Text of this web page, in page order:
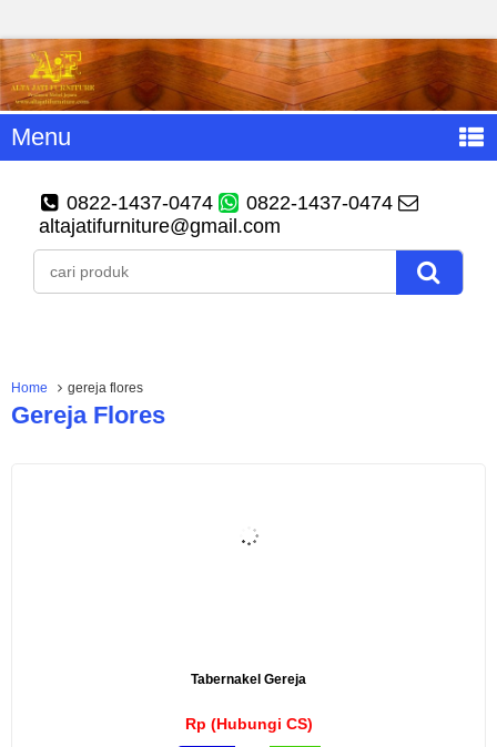
Menu
0822-1437-0474
0822-1437-0474
altajatifurniture@gmail.com
Home gereja flores
Gereja Flores
Tabernakel Gereja
Rp (Hubungi CS)